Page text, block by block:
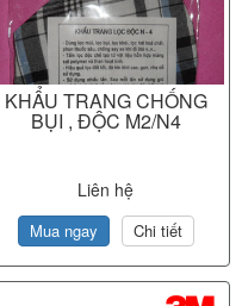
KHẨU TRANG CHỐNG
BỤI , ĐỘC M2/N4
Liên hệ
Mua ngay Chi tiết